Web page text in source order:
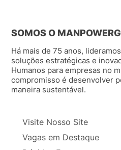
SOMOS O
Há mais de 75 anos,
soluções estratégicas e
Humanos para empresas no
compromisso é desenvolver
maneira sustentável.
Visite Nosso Site
Vagas em Destaque